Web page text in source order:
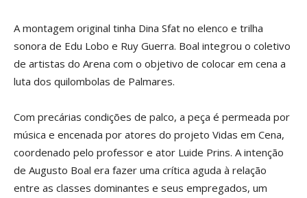
A montagem original tinha Dina Sfat no elenco e trilha
sonora de Edu Lobo e Ruy Guerra. Boal integrou o coletivo
de artistas do Arena com o objetivo de colocar em cena a
luta dos quilombolas de Palmares.
Com precárias condições de palco, a peça é permeada por
música e encenada por atores do projeto Vidas em Cena,
coordenado pelo professor e ator Luide Prins. A intenção
de Augusto Boal era fazer uma crítica aguda à relação
entre as classes dominantes e seus empregados, um